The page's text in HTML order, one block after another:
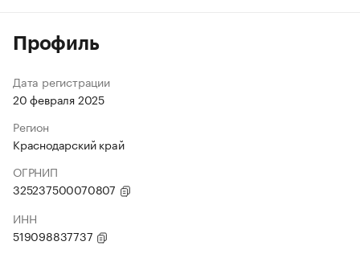
Профиль
Дата регистрации
20 февраля 2025
Регион
Краснодарский край
ОГРНИП
325237500070807
ИНН
519098837737